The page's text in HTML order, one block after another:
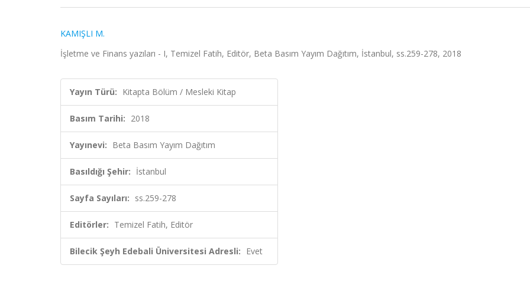
KAMIŞLI M.
İşletme ve Finans yazıları - I, Temizel Fatih, Editör, Beta Basım Yayım Dağıtım, İstanbul, ss.259-278, 2018
Yayın Türü: Kitapta Bölüm / Mesleki Kitap
Basım Tarihi: 2018
Yayınevi: Beta Basım Yayım Dağıtım
Basıldığı Şehir: İstanbul
Sayfa Sayıları: ss.259-278
Editörler: Temizel Fatih, Editör
Bilecik Şeyh Edebali Üniversitesi Adresli: Evet